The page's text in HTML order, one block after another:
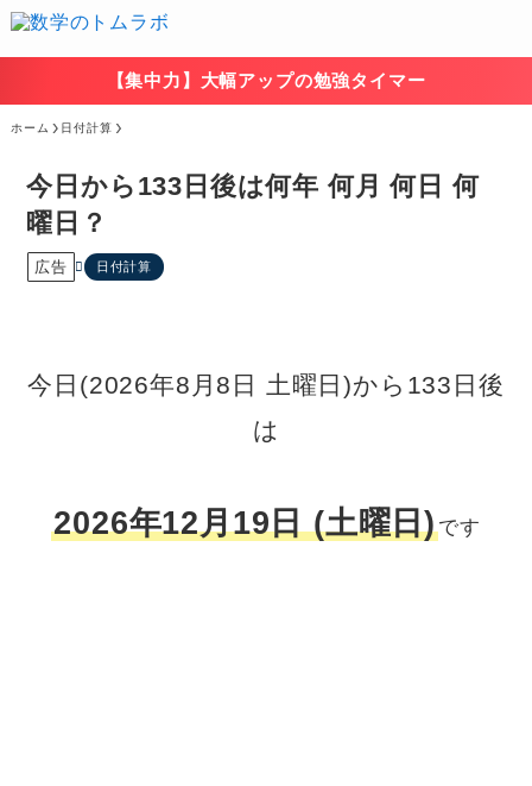
【集中力】大幅アップの勉強タイマー
ホーム 日付計算
今日から133日後は何年 何月 何日 何
曜日？
広告 日付計算
今日(2026年8月8日 土曜日)から133日後
は
2026年12月19日 (土曜日)です